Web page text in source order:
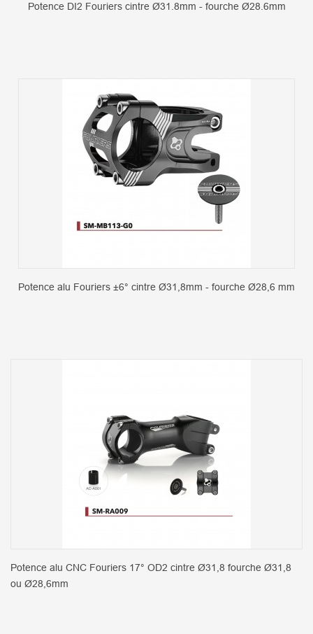
Potence DI2 Fouriers cintre Ø31.8mm - fourche Ø28.6mm
Potence alu Fouriers ±6° cintre Ø31,8mm - fourche Ø28,6 mm
Potence alu CNC Fouriers 17° OD2 cintre Ø31,8 fourche Ø31,8
ou Ø28,6mm